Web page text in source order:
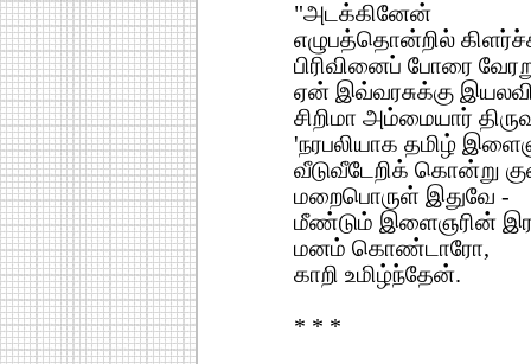
"அடக்கினேன்
எழுபத்தொன்றில்
பிரிவினைப் போரை
ஏன் இவ்வரசுக்கு
சிறிமா அம்மையார்
'நரபலியாக தமிழ்
வீடுவீடேறிக் கொன்று
மறைபொருள் இதுவே -
மீண்டும் இளைஞரின்
மனம் கொண்டாரோ,
காறி உமிழ்ந்தேன்.
* * *